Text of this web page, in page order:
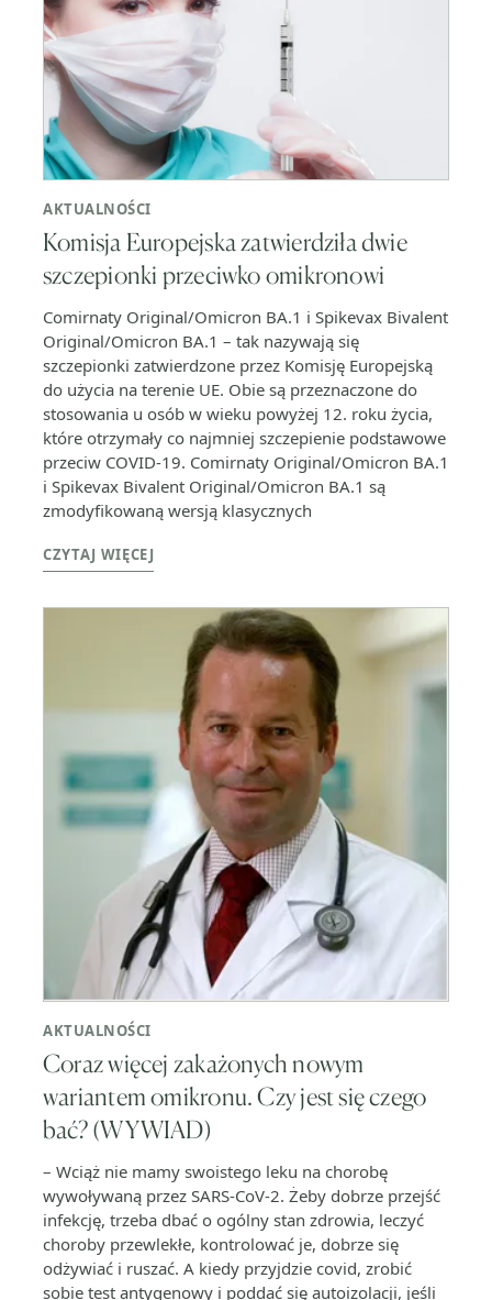
AKTUALNOŚCI
Komisja Europejska zatwierdziła dwie
szczepionki przeciwko omikronowi
Comirnaty Original/Omicron BA.1 i Spikevax Bivalent
Original/Omicron BA.1 – tak nazywają się
szczepionki zatwierdzone przez Komisję Europejską
do użycia na terenie UE. Obie są przeznaczone do
stosowania u osób w wieku powyżej 12. roku życia,
które otrzymały co najmniej szczepienie podstawowe
przeciw COVID-19. Comirnaty Original/Omicron BA.1
i Spikevax Bivalent Original/Omicron BA.1 są
zmodyfikowaną wersją klasycznych
CZYTAJ WIĘCEJ
AKTUALNOŚCI
Coraz więcej zakażonych nowym
wariantem omikronu. Czy jest się czego
bać? (WYWIAD)
– Wciąż nie mamy swoistego leku na chorobę
wywoływaną przez SARS-CoV-2. Żeby dobrze przejść
infekcję, trzeba dbać o ogólny stan zdrowia, leczyć
choroby przewlekłe, kontrolować je, dobrze się
odżywiać i ruszać. A kiedy przyjdzie covid, zrobić
sobie test antygenowy i poddać się autoizolacji, jeśli